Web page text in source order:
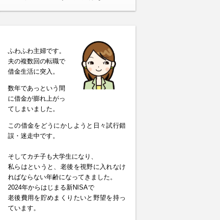
ふわふわ主婦です。
夫の複数回の転職で
借金生活に突入。
数年であっという間
に借金が膨れ上がっ
てしまいました。
この借金をどうにかしようと日々試行錯
誤・迷走中です。
そしてカチ子も大学生になり、
私らはというと、老後を視野に入れなけ
ればならない年齢になってきました。
2024年からはじまる新NISAで
老後費用を貯めまくりたいと野望を持っ
ています。